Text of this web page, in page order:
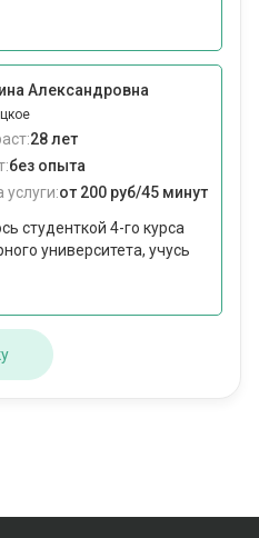
Александровна
28 лет
без опыта
услуги:от 200 руб/45 минут
студенткой 4-го курса
университета, учусь